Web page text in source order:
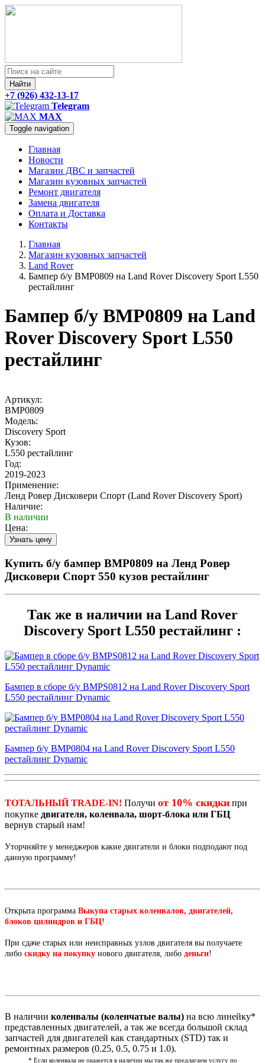
Найти
+7 (926) 432-13-17
Telegram
MAX
Toggle navigation
Главная
Новости
Магазин ДВС и запчастей
Магазин кузовных запчастей
Ремонт двигателя
Замена двигателя
Оплата и Доставка
Контакты
Главная
Магазин кузовных запчастей
Land Rover
Бампер б/у BMP0809 на Land Rover Discovery Sport L550
рестайлинг
Бампер б/у BMP0809 на Land
Rover Discovery Sport L550
рестайлинг
Артикул:
BMP0809
Модель:
Discovery Sport
Кузов:
L550 рестайлинг
Год:
2019-2023
Применение:
Ленд Ровер Дисковери Спорт (Land Rover Discovery Sport)
Наличие:
В наличии
Цена:
Купить б/у бампер BMP0809 на Ленд Ровер
Дисковери Спорт 550 кузов рестайлинг
Так же в наличии на Land Rover
Discovery Sport L550 рестайлинг :
Бампер в сборе б/у BMPS0812 на Land Rover Discovery Sport
L550 рестайлинг Dynamic
Бампер б/у BMP0804 на Land Rover Discovery Sport L550
рестайлинг Dynamic
ТОТАЛЬНЫЙ TRADE-IN! Получи от 10% скидки при
покупке двигателя, коленвала, шорт-блока или ГБЦ
вернув старый нам!
Уторчняйте у менеджеров какие двигатели и блоки подподают под
данную программу!
Открыта программа Выкупа старых коленвалов, двигателей,
блоков цилиндров и ГБЦ!
При сдаче старых или неисправных узлов двигателя вы получаете
либо скидку на покупку нового двигателя, либо деньги!
В наличии коленвалы (коленчатые валы) на всю линейку*
представленных двигателей, а так же всегда большой склад
запчастей для двигателей как стандартных (STD) так и
ремонтных размеров (0.25, 0.5, 0.75 и 1.0).
* Если коленвала не окажется в наличии мы так же предлагаем услугу по